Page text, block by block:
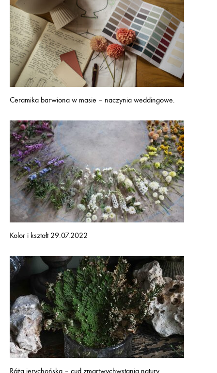
Ceramika barwiona w masie – naczynia weddingowe.
Kolor i kształt 29.07.2022
Róża jerychońska – cud zmartwychwstania natury